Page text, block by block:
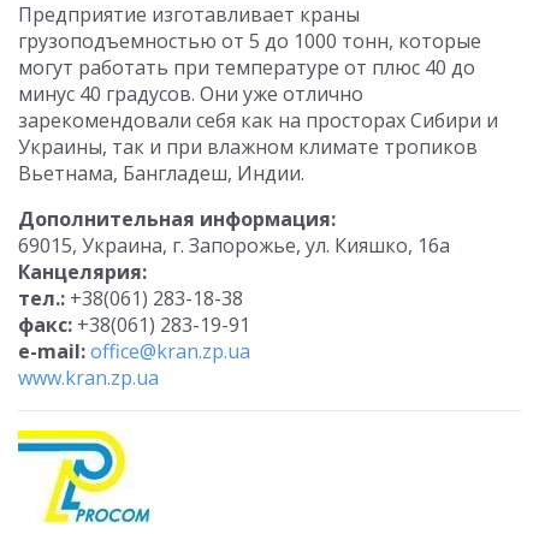
Предприятие изготавливает краны
грузоподъемностью от 5 до 1000 тонн, которые
могут работать при температуре от плюс 40 до
минус 40 градусов. Они уже отлично
зарекомендовали себя как на просторах Сибири и
Украины, так и при влажном климате тропиков
Вьетнама, Бангладеш, Индии.
Дополнительная информация:
69015, Украина, г. Запорожье, ул. Кияшко, 16а
Канцелярия:
тел.: +38(061) 283-18-38
факс: +38(061) 283-19-91
e-mail:office@kran.zp.ua
www.kran.zp.ua